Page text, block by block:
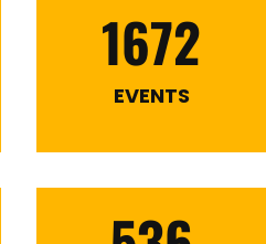
1672
EVENTS